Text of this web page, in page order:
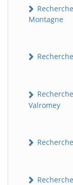
Montagne
Valromey